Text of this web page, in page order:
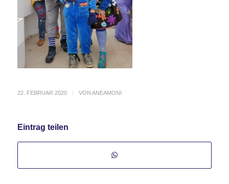
22. FEBRUAR 2020 / VON ANEAMONI
Eintrag teilen